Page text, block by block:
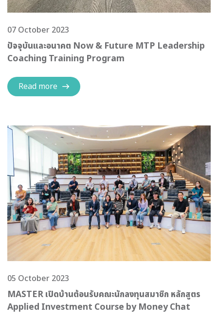
07 October 2023
ปัจจุบันและอนาคต Now & Future MTP Leadership
Coaching Training Program
Read more
05 October 2023
MASTER เปิดบ้านต้อนรับคณะนักลงทุนสมาชิก หลักสูตร
Applied Investment Course by Money Chat